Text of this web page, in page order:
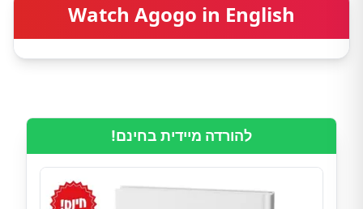
Watch Agogo in English
להורדה מיידית בחינם!